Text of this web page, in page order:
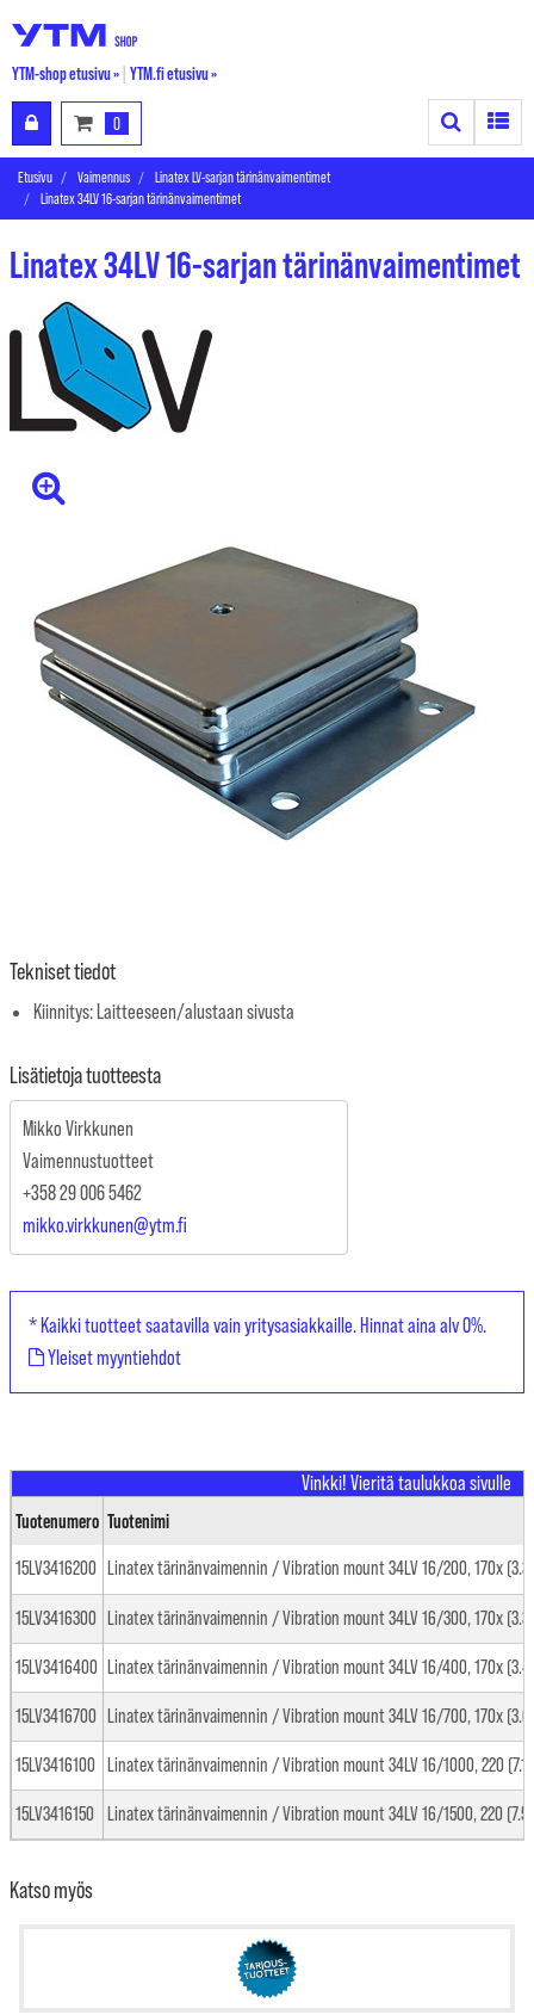
YTM-shop etusivu » YTM.fi etusivu »
0 Search
Etusivu Vaimennus
Linatex LV-sarjan tärinänvaimentimet
Linatex 34LV 16-sarjan tärinänvaimentimet
Linatex 34LV 16-sarjan tärinänvaimentimet
Tekniset tiedot
Kiinnitys: Laitteeseen/alustaan sivusta
Lisätietoja tuotteesta
Mikko Virkkunen
Vaimennustuotteet
+358 29 006 5462
mikko.virkkunen@ytm.fi
* Kaikki tuotteet saatavilla vain yritysasiakkaille. Hinnat aina alv 0%.
Yleiset myyntiehdot
Tuotenumero Tuotenimi
15LV3416200 Linatex tärinänvaimennin / Vibration mount 34LV 16/200, 170x
15LV3416300 Linatex tärinänvaimennin / Vibration mount 34LV 16/300, 170x
15LV3416400 Linatex tärinänvaimennin / Vibration mount 34LV 16/400, 170x
15LV3416700 Linatex tärinänvaimennin / Vibration mount 34LV 16/700, 170x
15LV3416100 Linatex tärinänvaimennin / Vibration mount 34LV 16/1000, 220 (7.1
15LV3416150 Linatex tärinänvaimennin / Vibration mount 34LV 16/1500, 220 (7.5
Katso myös